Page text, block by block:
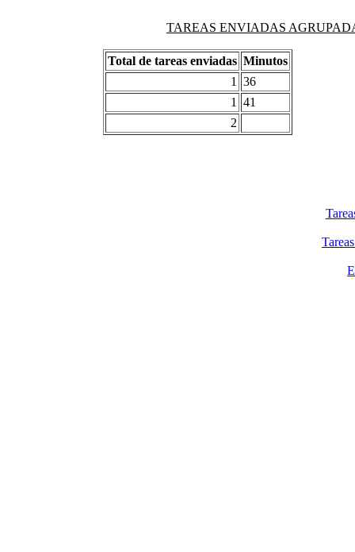
TAREAS ENVIADAS
Total de tareas enviadas Minutos
1
36
1
41
2